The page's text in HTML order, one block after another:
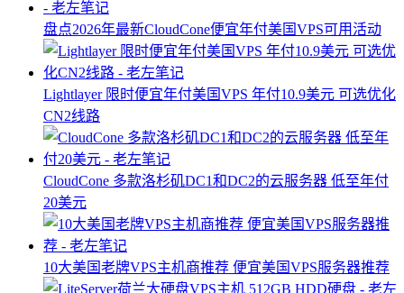
盘点2026年最新CloudCone便宜年付美国VPS可用活动
Lightlayer 限时便宜年付美国VPS 年付10.9美元 可选优化
CN2线路
CloudCone 多款洛杉矶DC1和DC2的云服务器 低至年付
20美元
10大美国老牌VPS主机商推荐 便宜美国VPS服务器推荐